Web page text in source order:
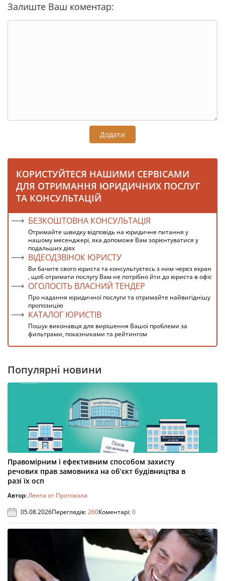
Залиште Ваш коментар:
Додати
КОРИСТУЙТЕСЯ НАШИМИ СЕРВІСАМИ
ДЛЯ ОТРИМАННЯ ЮРИДИЧНИХ ПОСЛУГ
ТА КОНСУЛЬТАЦІЙ
БЕЗКОШТОВНА КОНСУЛЬТАЦІЯ
Отримайте швидку відповідь на юридичне питання у
нашому месенджері, яка допоможе Вам зорієнтуватися у
подальших діях
ВІДЕОДЗВІНОК ЮРИСТУ
Ви бачите свого юриста та консультуєтесь з ним через екран
, щоб отримати послугу Вам не потрібно йти до юриста в офіс
ОГОЛОСІТЬ ВЛАСНИЙ ТЕНДЕР
Про надання юридичної послуги та отримайте найвигіднішу
пропозицію
КАТАЛОГ ЮРИСТІВ
Пошук виконавця для вирішення Вашої проблеми за
фильтрами, показниками та рейтингом
Популярні новини
Правомірним і ефективним способом захисту
речових прав замовника на об’єкт будівництва в
разі їх осп
Автор:Лента от Протокола
05.08.2026Переглядів:260Коментарі:0